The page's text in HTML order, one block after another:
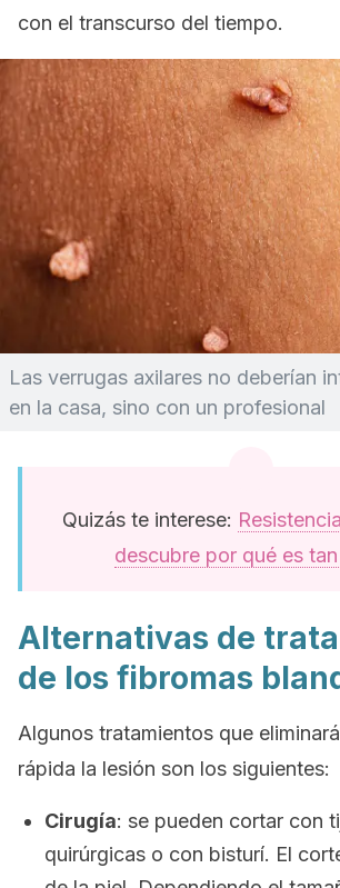
con el transcurso del tiempo.
Las verrugas axilares no deberían
en la casa, sino con un profesional
Quizás te interese:
descubre por qué es
Alternativas de
de los fibromas
Algunos tratamientos que
rápida la lesión son los siguientes:
Cirugía: se pueden cortar con
quirúrgicas o con bisturí. El